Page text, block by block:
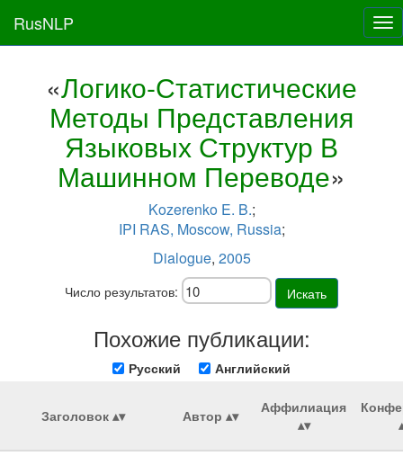
RusNLP
«Логико-Статистические
Методы Представления
Языковых Структур В
Машинном Переводе»
Kozerenko E. B.;
IPI RAS, Moscow, Russia;
Dialogue, 2005
Число результатов: Искать
Похожие публикации:
Русский Английский
Заголовок Автор Аффилиация